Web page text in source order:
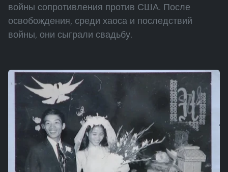
войны сопротивления против США. После
освобождения, среди хаоса и последствий
войны, они сыграли свадьбу.